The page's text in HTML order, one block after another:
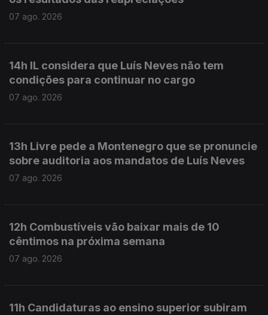
07 ago. 2026
14h IL considera que Luís Neves não tem
condições para continuar no cargo
07 ago. 2026
13h Livre pede a Montenegro que se pronuncie
sobre auditoria aos mandatos de Luís Neves
07 ago. 2026
12h Combustíveis vão baixar mais de 10
cêntimos na próxima semana
07 ago. 2026
11h Candidaturas ao ensino superior subiram